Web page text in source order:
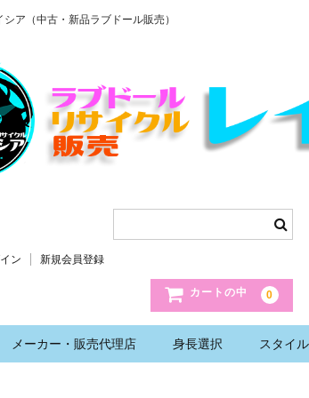
ア（中古・新品ラブドール販売）
ン 新規会員登録
カートの中 0
メーカー・販売代理店 身長選択 スタイル